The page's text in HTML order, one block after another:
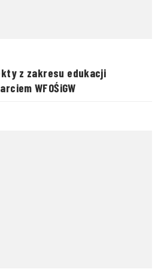
z zakresu edukacji
WFOŚiGW